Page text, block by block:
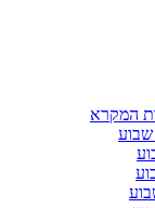
המקרא